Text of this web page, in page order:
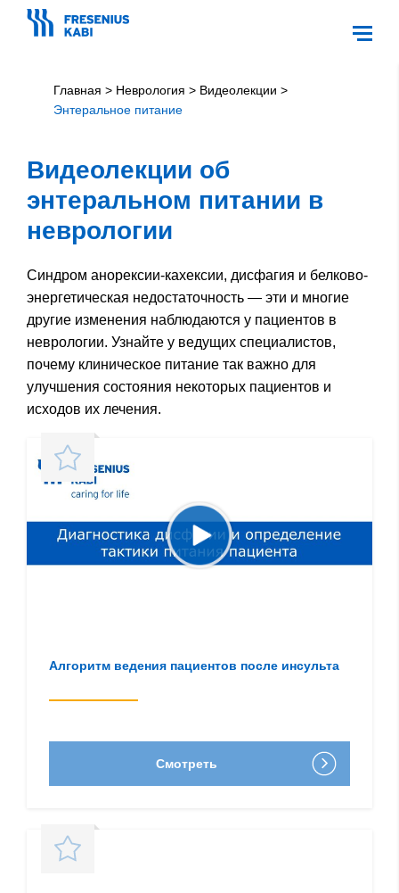
Главная > Неврология > Видеолекции >
Энтеральное питание
Видеолекции об
энтеральном питании в
неврологии
Синдром анорексии-кахексии, дисфагия и белково-
энергетическая недостаточность — эти и многие
другие изменения наблюдаются у пациентов в
неврологии. Узнайте у ведущих специалистов,
почему клиническое питание так важно для
улучшения состояния некоторых пациентов и
исходов их лечения.
Алгоритм ведения пациентов после инсульта
Смотреть